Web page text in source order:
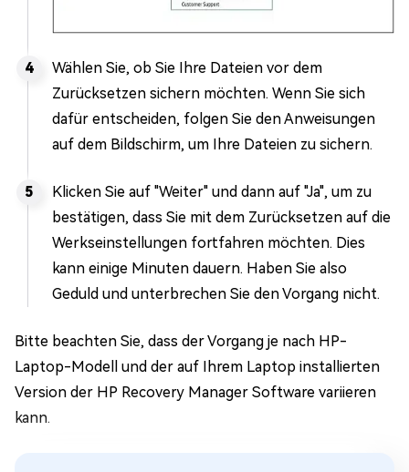
Wählen Sie, ob Sie Ihre Dateien vor dem
Zurücksetzen sichern möchten. Wenn Sie sich
dafür entscheiden, folgen Sie den Anweisungen
auf dem Bildschirm, um Ihre Dateien zu sichern.
Klicken Sie auf "Weiter" und dann auf "Ja", um zu
bestätigen, dass Sie mit dem Zurücksetzen auf die
Werkseinstellungen fortfahren möchten. Dies
kann einige Minuten dauern. Haben Sie also
Geduld und unterbrechen Sie den Vorgang nicht.
Bitte beachten Sie, dass der Vorgang je nach HP-
Laptop-Modell und der auf Ihrem Laptop installierten
Version der HP Recovery Manager Software variieren
kann.